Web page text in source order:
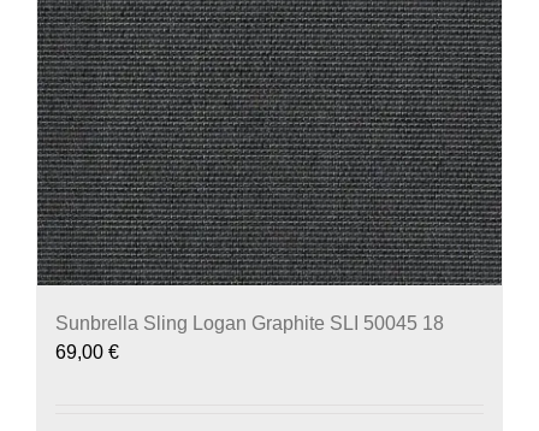
Sunbrella Sling Logan Graphite SLI 50045 18
69,00 €